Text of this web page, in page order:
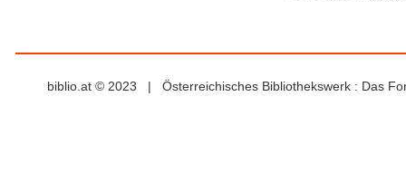
biblio.at © 2023 | Österreichisches Bibliothekswerk : Das